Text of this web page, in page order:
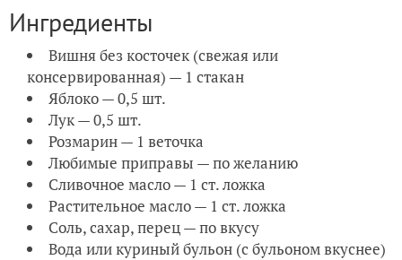
Ингредиенты
Вишня без косточек (свежая или
консервированная) — 1 стакан
Яблоко — 0,5 шт.
Лук — 0,5 шт.
Розмарин — 1 веточка
Любимые приправы — по желанию
Сливочное масло — 1 ст. ложка
Растительное масло — 1 ст. ложка
Соль, сахар, перец — по вкусу
Вода или куриный бульон (с бульоном вкуснее)